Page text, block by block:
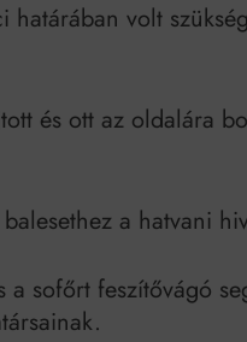
volt
és ott az oldalára
a hatvani
sofőrt feszítővágó